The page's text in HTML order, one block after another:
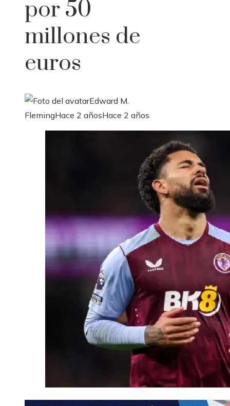
por 50
millones de
euros
Edward M.
FlemingHace 2 añosHace 2 años